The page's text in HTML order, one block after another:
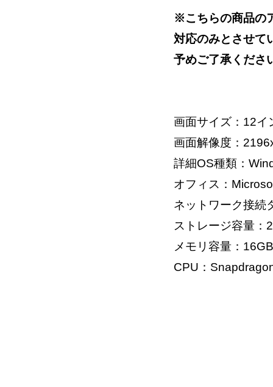
※こちらの商品の
対応のみとさせて
予めご了承くださ
画面サイズ：12イ
画面解像度：
詳細OS種類：
オフィス：
ネットワーク接続
ストレージ容量：
メモリ容量：16GB
CPU：